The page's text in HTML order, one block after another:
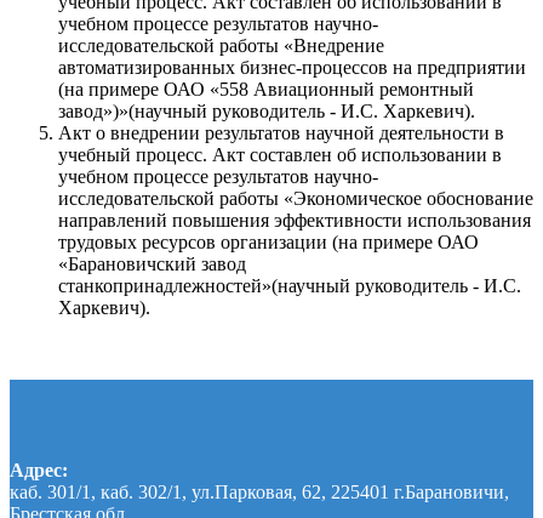
учебном процессе результатов научно-
исследовательской работы «Внедрение
автоматизированных бизнес-процессов на предприятии
(на примере ОАО «558 Авиационный ремонтный
завод»)»(научный руководитель - И.С. Харкевич).
Акт о внедрении результатов научной деятельности в
учебный процесс. Акт составлен об использовании в
учебном процессе результатов научно-
исследовательской работы «Экономическое обоснование
направлений повышения эффективности использования
трудовых ресурсов организации (на примере ОАО
«Барановичский завод
станкопринадлежностей»(научный руководитель - И.С.
Харкевич).
Адрес:
каб. 301/1, каб. 302/1, ул.Парковая, 62, 225401 г.Барановичи,
Брестская обл.